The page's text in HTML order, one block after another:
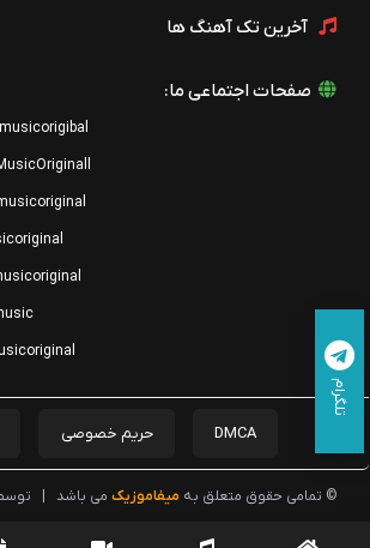
آخرین تک آهنگ ها
صفحات اجتماعی ما:
DMCA حریم خصوصی
© تمامی حقوق متعلق به میفاموزیک می باشد
تلگرام